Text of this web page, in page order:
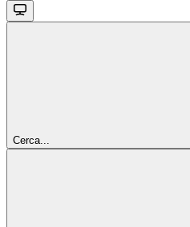
Cerca...